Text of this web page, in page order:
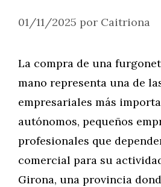
01/11/2025 por Caitriona
La compra de una
mano representa una de
empresariales más
autónomos, pequeños
profesionales que
comercial para su
Girona, una provincia